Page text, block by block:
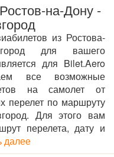
на-Дону -
из Ростова-
для вашего
для Bilet.Aero
все возможные
на самолет от
перелет по маршруту
Для этого вам
перелета, дату и
далее